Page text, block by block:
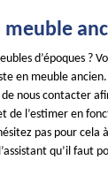
d’époques ?
en meuble
nous contacter
de l’estimer en
pas pour
qu’il faut